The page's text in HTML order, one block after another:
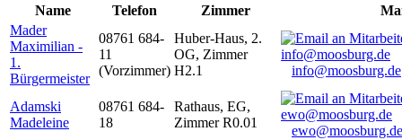
Name
Telefon Zimmer
Mader
Maximilian -
1.
Bürgermeister
08761 684-
11
(Vorzimmer)
Huber-Haus, 2.
OG, Zimmer
H2.1
info@moosburg.de
Adamski
Madeleine
08761 684-
18
Rathaus, EG,
Zimmer R0.01
ewo@moosburg.de